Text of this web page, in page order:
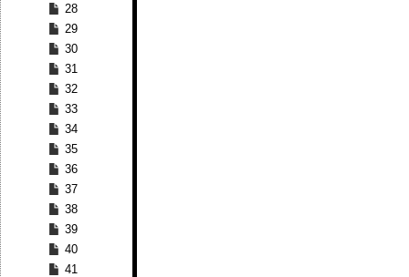
28
29
30
31
32
33
34
35
36
37
38
39
40
41